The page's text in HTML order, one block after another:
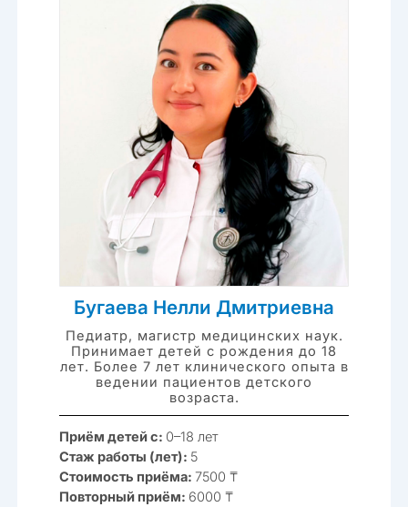
Бугаева Нелли Дмитриевна
Педиатр, магистр медицинских наук.
Принимает детей с рождения до 18
лет. Более 7 лет клинического опыта в
ведении пациентов детского
возраста.
Приём детей с: 0–18 лет
Стаж работы (лет): 5
Стоимость приёма: 7500 ₸
Повторный приём: 6000 ₸